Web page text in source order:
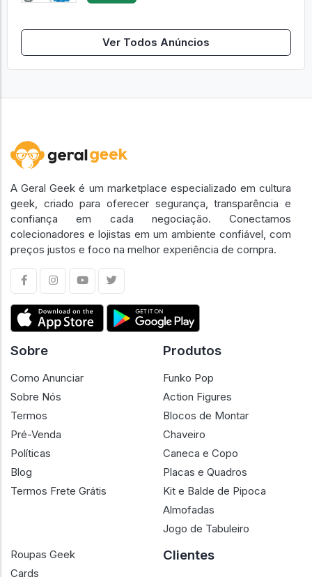
Ver Todos Anúncios
A Geral Geek é um marketplace especializado em cultura
geek, criado para oferecer segurança, transparência e
confiança em cada negociação. Conectamos
colecionadores e lojistas em um ambiente confiável, com
preços justos e foco na melhor experiência de compra.
Sobre
Como Anunciar
Sobre Nós
Termos
Pré-Venda
Políticas
Blog
Termos Frete Grátis
Produtos
Funko Pop
Action Figures
Blocos de Montar
Chaveiro
Caneca e Copo
Placas e Quadros
Kit e Balde de Pipoca
Almofadas
Jogo de Tabuleiro
Roupas Geek
Cards
Clientes